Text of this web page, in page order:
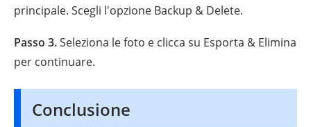
principale. Scegli l'opzione Backup & Delete.
Passo 3.Seleziona le foto e clicca su Esporta & Elimina
per continuare.
Conclusione